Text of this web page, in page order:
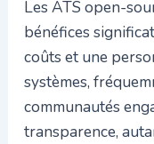
Les ATS open-
bénéfices
coûts et une
systèmes,
communautés
transparence,